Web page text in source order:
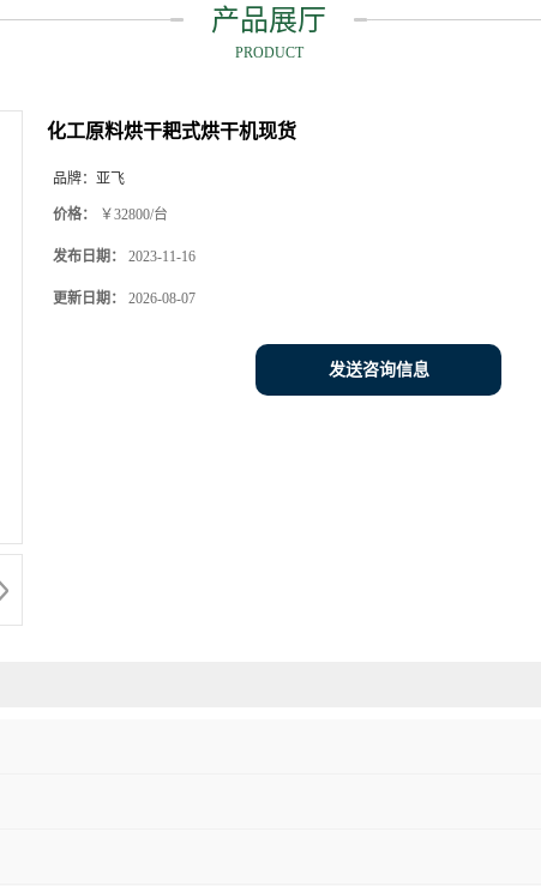
产品展厅
PRODUCT
化工原料烘干耙式烘干机现货
品牌： 亚飞
价格： ￥32800/台
发布日期： 2023-11-16
更新日期： 2026-08-07
发送咨询信息